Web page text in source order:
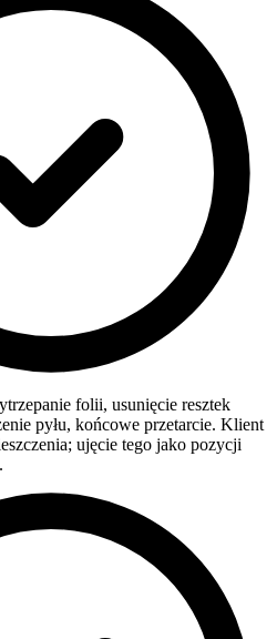
folii, usunięcie resztek
pyłu, końcowe przetarcie. Klient
ujęcie tego jako pozycji